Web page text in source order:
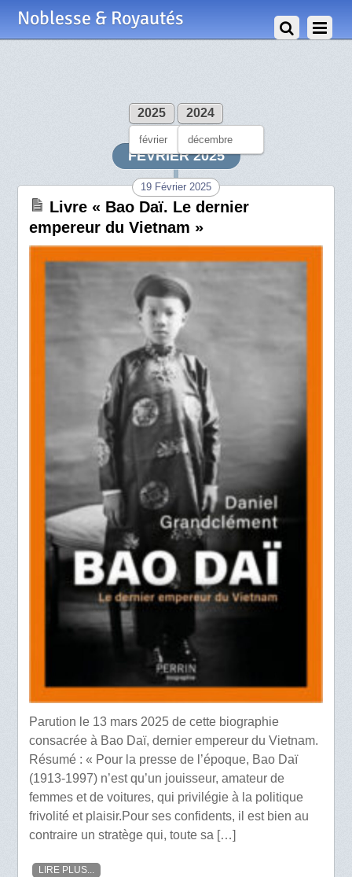
Noblesse & Royautés
2025
février
2024
décembre
FÉVRIER 2025
19 Février 2025
Livre « Bao Daï. Le dernier
empereur du Vietnam »
Parution le 13 mars 2025 de cette biographie
consacrée à Bao Daï, dernier empereur du Vietnam.
Résumé : « Pour la presse de l’époque, Bao Daï
(1913-1997) n’est qu’un jouisseur, amateur de
femmes et de voitures, qui privilégie à la politique
frivolité et plaisir.Pour ses confidents, il est bien au
contraire un stratège qui, toute sa […]
LIRE PLUS...